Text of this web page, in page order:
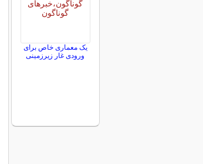
یک معماری خاص برای
ورودی غار زیرزمینی